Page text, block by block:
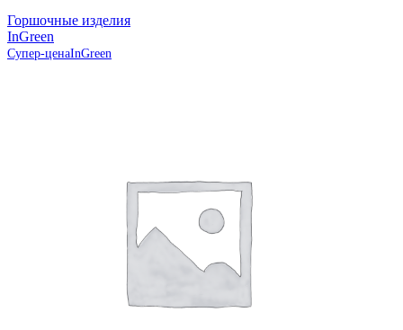
Горшочные изделия
InGreen
Супер-ценаInGreen